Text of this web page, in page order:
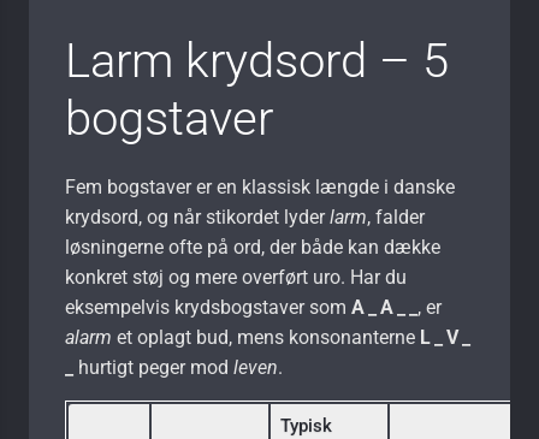
Larm krydsord – 5
bogstaver
Fem bogstaver er en klassisk længde i danske
krydsord, og når stikordet lyderlarm, falder
løsningerne ofte på ord, der både kan dække
konkret støj og mere overført uro. Har du
eksempelvis krydsbogstaver som A _ A _ _ , er
alarm et oplagt bud, mens konsonanterne L _ V _
hurtigt peger mod leven.
Typisk